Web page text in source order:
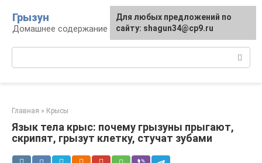
контенту
Грызун
Домашнее содержание грызунов
Главная » Крысы
Язык тела крыс: почему грызуны прыгают,
скрипят, грызут клетку, стучат зубами
Для любых предложений по
сайту: shagun34@cp9.ru